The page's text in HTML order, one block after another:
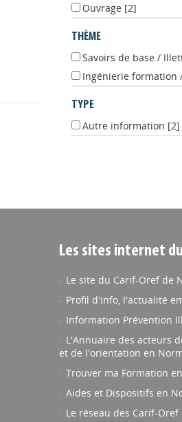
Ouvrage [2]
THÈME
Savoirs de base /
Ingénierie formation
TYPE
Autre information [2]
Les sites internet
Le site du Carif-Oref de
Profil d'info, l'actualité
Information Prévention
L'Annuaire des acteurs
et de l'orientation en
Trouver ma Formation
Aides et Dispositifs en
Le réseau des Carif-Oref